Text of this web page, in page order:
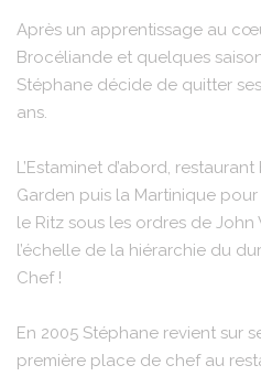
Après un apprentissage au
Brocéliande et quelques
Stéphane décide de quitter
ans.
L’Estaminet d’abord,
Garden puis la Martinique
le Ritz sous les ordres de
l’échelle de la hiérarchie du
Chef !
En 2005 Stéphane revient sur
première place de chef au